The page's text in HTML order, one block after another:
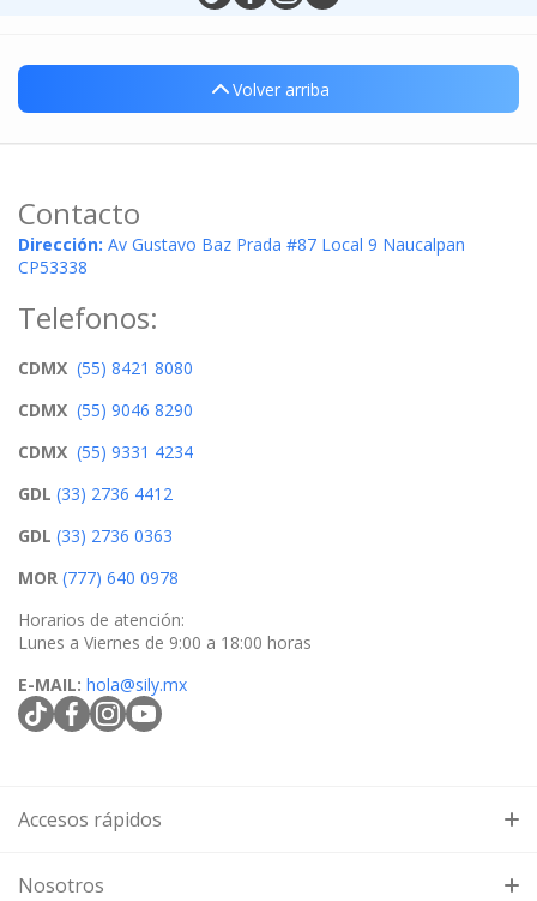
Volver arriba
Contacto
Dirección: Av Gustavo Baz Prada #87 Local 9 Naucalpan
CP53338
Telefonos:
CDMX (55) 8421 8080
CDMX (55) 9046 8290
CDMX (55) 9331 4234
GDL (33) 2736 4412
GDL (33) 2736 0363
MOR (777) 640 0978
Horarios de atención:
Lunes a Viernes de 9:00 a 18:00 horas
E-MAIL: hola@sily.mx
tiktokcom/@silymx
facebookcom/silymx
instagramcom/silymx
youtubecom/@silymx
wame/525584218080
Accesos rápidos
Búsqueda
Nosotros